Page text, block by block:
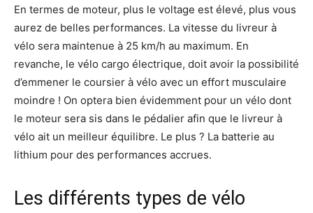
En termes de moteur, plus le voltage est élevé, plus vous
aurez de belles performances. La vitesse du livreur à
vélo sera maintenue à 25 km/h au maximum. En
revanche, le vélo cargo électrique, doit avoir la possibilité
d’emmener le coursier à vélo avec un effort musculaire
moindre ! On optera bien évidemment pour un vélo dont
le moteur sera sis dans le pédalier afin que le livreur à
vélo ait un meilleur équilibre. Le plus ? La batterie au
lithium pour des performances accrues.
Les différents types de vélo